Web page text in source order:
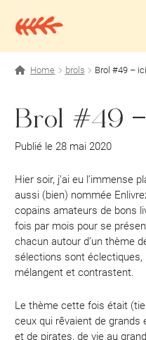
à
au
Projets personnels
Home brols Brol #49 – ici
Brol #49
Publié le 28 mai 2020
Hier soir, j’ai eu l’immense
aussi (bien) nommée
copains amateurs de bons
fois par mois pour se
chacun autour d’un thème
sélections sont
mélangent et contrastent.
Le thème cette fois était
ceux qui rêvaient de grands
et de pirates, de vie au